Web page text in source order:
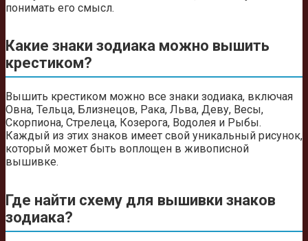
понимать его смысл.
Какие знаки зодиака можно вышить
крестиком?
Вышить крестиком можно все знаки зодиака, включая
Овна, Тельца, Близнецов, Рака, Льва, Деву, Весы,
Скорпиона, Стрелеца, Козерога, Водолея и Рыбы.
Каждый из этих знаков имеет свой уникальный рисунок,
который может быть воплощен в живописной
вышивке.
Где найти схему для вышивки знаков
зодиака?